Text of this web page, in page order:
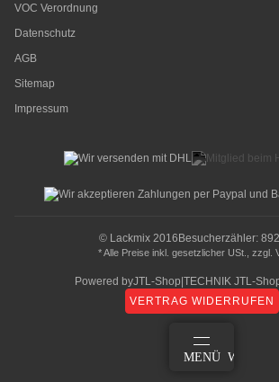
VOC Verordnung
Datenschutz
AGB
Sitemap
Impressum
© Lackmix 2016 Besucherzähler:
* Alle Preise inkl. gesetzlicher USt., zzgl.
Powered byJTL-Shop TECHNIK JTL-
VERTRAG WIDERRUFEN
MENÜ